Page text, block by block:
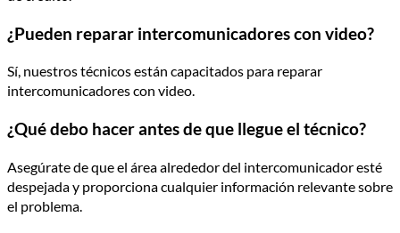
¿Pueden reparar intercomunicadores con video?
Sí, nuestros técnicos están capacitados para reparar
intercomunicadores con video.
¿Qué debo hacer antes de que llegue el técnico?
Asegúrate de que el área alrededor del intercomunicador esté
despejada y proporciona cualquier información relevante sobre
el problema.